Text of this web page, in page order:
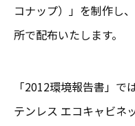
コナップ）」を制作し
所で配布いたします。
「2012環境報告書」
テンレス エコキャビネ